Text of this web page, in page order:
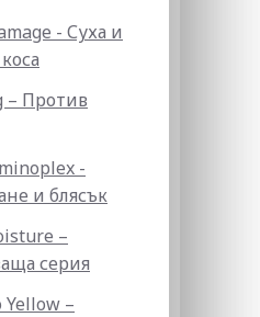
- Суха и
– Против
-
и блясък
–
серия
Yellow –